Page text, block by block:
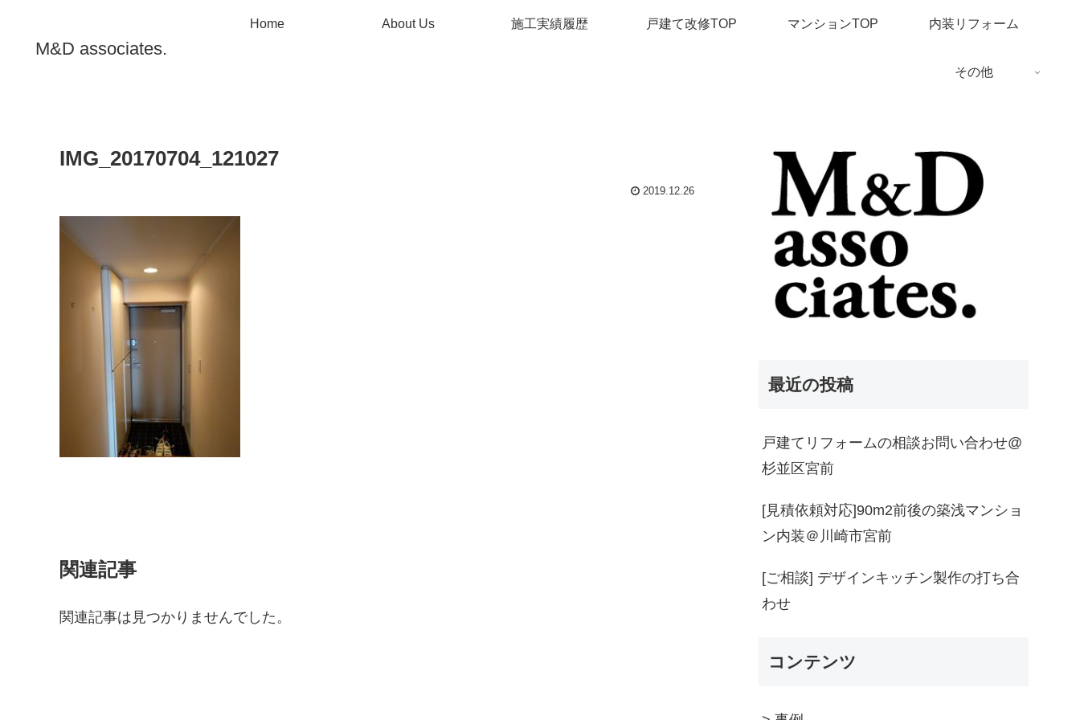
M&D associates.
Home About Us 施工実績履歴 戸建て改修TOP マンションTOP 内装リフォーム
その他
IMG_20170704_121027
2019.12.26
関連記事
関連記事は見つかりませんでした。
最近の投稿
戸建てリフォームの相談お問い合わせ@
杉並区宮前
[見積依頼対応]90m2前後の築浅マンショ
ン内装＠川崎市宮前
[ご相談] デザインキッチン製作の打ち合
わせ
コンテンツ